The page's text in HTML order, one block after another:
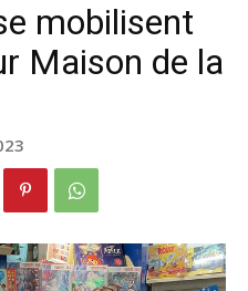
mobilisent
Maison de la